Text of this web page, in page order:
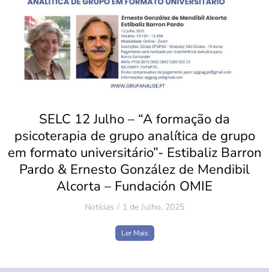
SELC 12 Julho – “A formação da
psicoterapia de grupo analítica de grupo
em formato universitário”- Estibaliz Barron
Pardo & Ernesto González de Mendibil
Alcorta – Fundación OMIE
Notícias 1 de Julho, 2025
Ler Mais